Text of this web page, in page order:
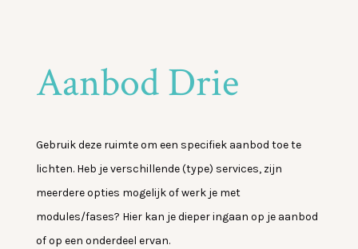
Aanbod Drie
Gebruik deze ruimte om een specifiek aanbod toe te
lichten. Heb je verschillende (type) services, zijn
meerdere opties mogelijk of werk je met
modules/fases? Hier kan je dieper ingaan op je aanbod
of op een onderdeel ervan.